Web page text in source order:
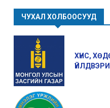
ЧУХАЛ ХОЛБООСУУД
ХҮНС,